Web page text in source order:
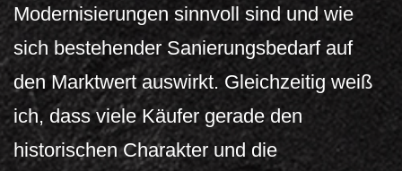
Modernisierungen sinnvoll sind und wie
sich bestehender Sanierungsbedarf auf
den Marktwert auswirkt. Gleichzeitig weiß
ich, dass viele Käufer gerade den
historischen Charakter und die